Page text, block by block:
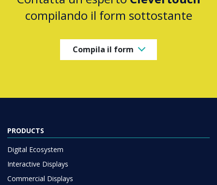
compilando il form sottostante
Compila il form
PRODUCTS
Digital Ecosystem
Interactive Displays
Commercial Displays